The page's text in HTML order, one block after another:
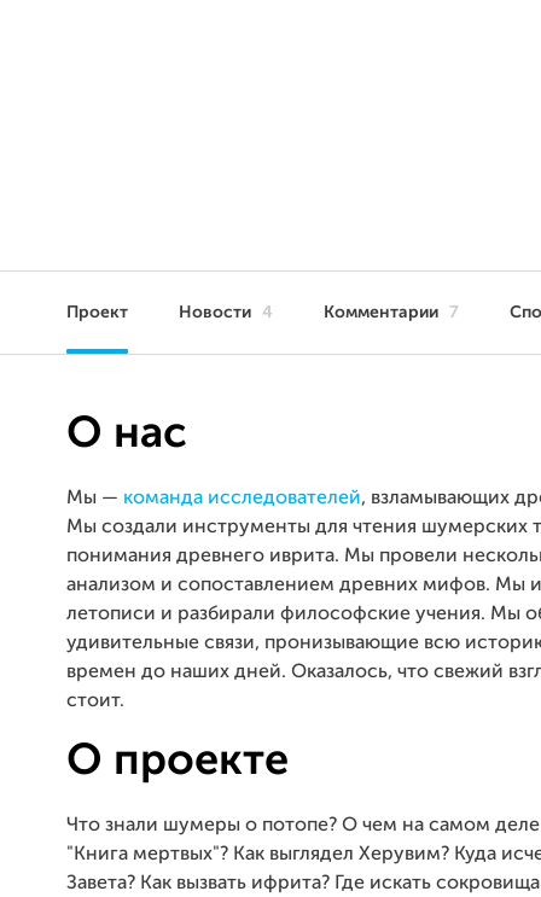
Проект Новости 4 Комментарии 7
О нас
Мы — команда исследователей, взламывающих
Мы создали инструменты для чтения шумерских
понимания древнего иврита. Мы провели
анализом и сопоставлением древних мифов. Мы
летописи и разбирали философские учения. Мы
удивительные связи, пронизывающие всю
времен до наших дней. Оказалось, что свежий
стоит.
О проекте
Что знали шумеры о потопе? О чем на самом деле
"Книга мертвых"? Как выглядел Херувим? Куда
Завета? Как вызвать ифрита? Где искать